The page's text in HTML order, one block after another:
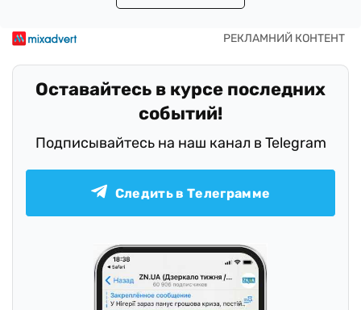
Оставайтесь в курсе последних
событий!
Подписывайтесь на наш канал в Telegram
Следить в Телеграмме